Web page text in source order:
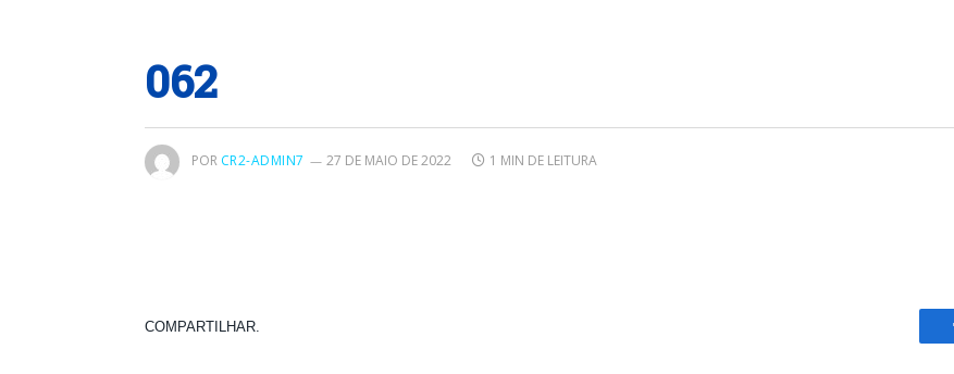
062
POR CR2-ADMIN7 27 DE MAIO DE 2022 1 MIN DE LEITURA
COMPARTILHAR.